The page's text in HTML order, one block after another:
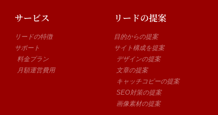
サービス
リードの特徴
サポート
料金プラン
月額運営費用
リードの提案
目的からの提案
サイト構成を提案
デザインの提案
文章の提案
キャッチコピーの提案
SEO対策の提案
画像素材の提案